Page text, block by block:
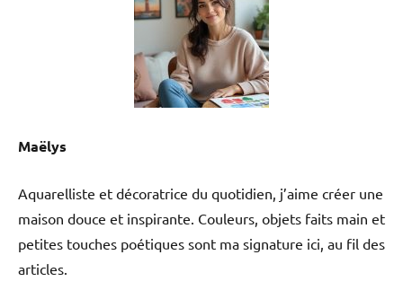
Maëlys
Aquarelliste et décoratrice du quotidien, j’aime créer une
maison douce et inspirante. Couleurs, objets faits main et
petites touches poétiques sont ma signature ici, au fil des
articles.